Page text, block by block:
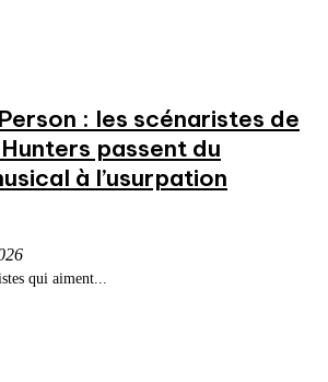
: les scénaristes de
passent du
à l’usurpation
qui aiment...